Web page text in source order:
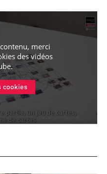
merci
des vidéos
.
cookies